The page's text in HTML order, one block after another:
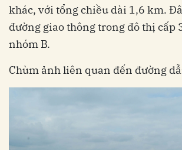
khác, với tổng chiều dài 1,6 km.
đường giao thông trong đô thị cấp
nhóm B.
Chùm ảnh liên quan đến đường